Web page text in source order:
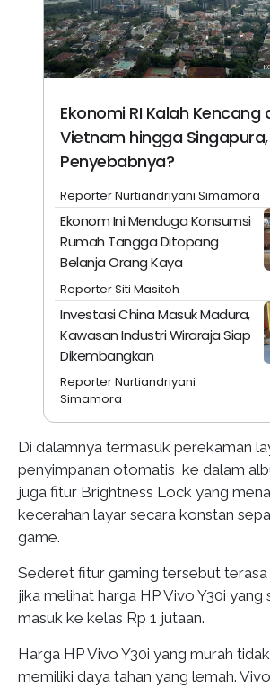
Ekonomi RI Kalah Kencang
Vietnam hingga
Penyebabnya?
Reporter Nurtiandriyani Simamora
Ekonom Ini Menduga Konsumsi
Rumah Tangga Ditopang
Belanja Orang Kaya
Reporter Siti Masitoh
Investasi China Masuk Madura,
Kawasan Industri Wiraraja Siap
Dikembangkan
Reporter Nurtiandriyani
Simamora
Di dalamnya termasuk perekaman
penyimpanan otomatis ke dalam
juga fitur Brightness Lock yang
kecerahan layar secara konstan
game.
Sederet fitur gaming tersebut
jika melihat harga HP Vivo Y30i yang
masuk ke kelas Rp 1 jutaan.
Harga HP Vivo Y30i yang murah
memiliki daya tahan yang lemah.